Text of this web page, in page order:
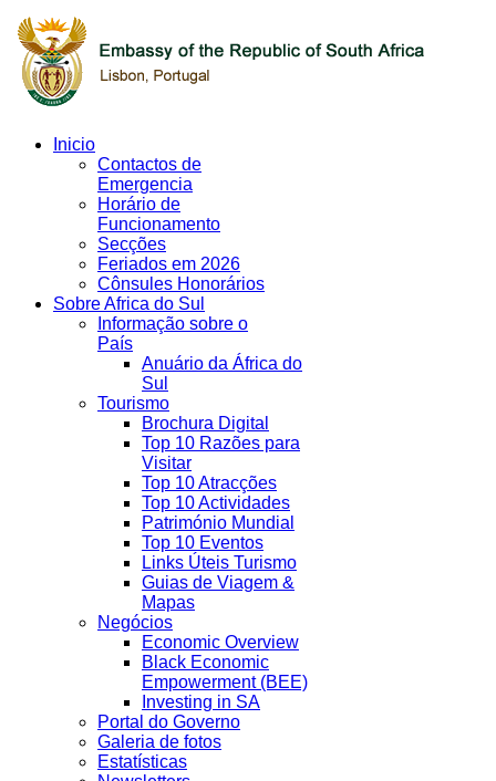
Inicio
Contactos de
Emergencia
Horário de
Funcionamento
Secções
Feriados em 2026
Cônsules Honorários
Sobre Africa do Sul
Informação sobre o
País
Anuário da África do
Sul
Tourismo
Brochura Digital
Top 10 Razões para
Visitar
Top 10 Atracções
Top 10 Actividades
Património Mundial
Top 10 Eventos
Links Úteis Turismo
Guias de Viagem &
Mapas
Negócios
Economic Overview
Black Economic
Empowerment (BEE)
Investing in SA
Portal do Governo
Galeria de fotos
Estatísticas